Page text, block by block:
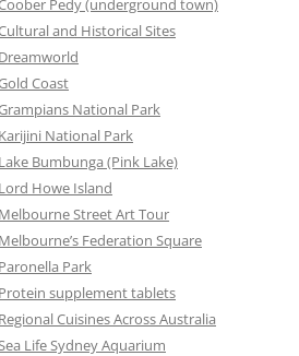
Pedy (underground town)
and Historical Sites
Dreamworld
Coast
National Park
Karijini National Park
Lake Bumbunga (Pink Lake)
Lord Howe Island
Melbourne Street Art Tour
Melbourne’s Federation Square
Paronella Park
Protein supplement tablets
Regional Cuisines Across Australia
Life Sydney Aquarium